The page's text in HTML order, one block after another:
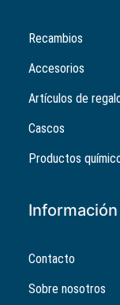
Recambios
Accesorios
Artículos de
Cascos
Productos
Información
Contacto
Sobre nosotros